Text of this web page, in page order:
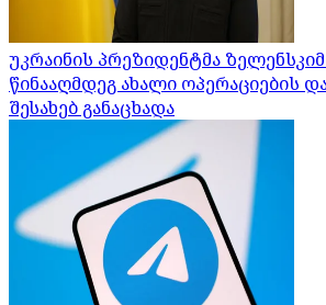
უკრაინის პრეზიდენტმა
წინააღმდეგ ახალი ოპერაციების
შესახებ განაცხადა